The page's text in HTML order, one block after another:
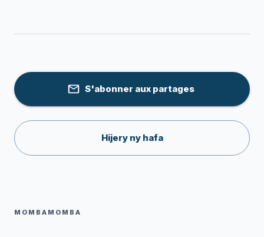
S'abonner aux partages
Hijery ny hafa
MOMBAMOMBA